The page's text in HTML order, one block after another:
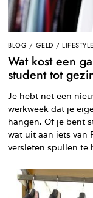
BLOG / GELD / LIFESTYLE
Wat kost een
student tot
Je hebt net een
werkweek dat je
hangen. Of je bent
wat uit aan iets van
versleten spullen